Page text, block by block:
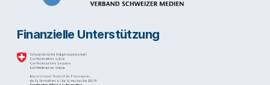
Finanzielle Unterstützung